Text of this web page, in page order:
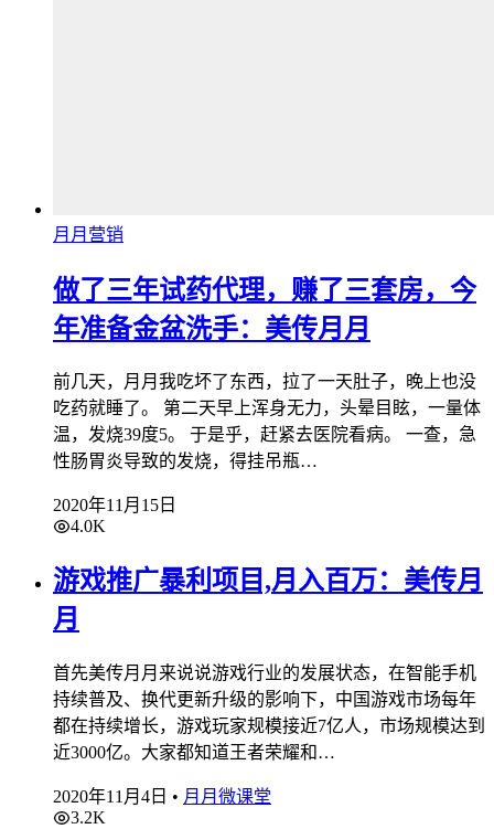
月月营销
做了三年试药代理，赚了三套房，今
年准备金盆洗手：美传月月
前几天，月月我吃坏了东西，拉了一天肚子，晚上也没
吃药就睡了。 第二天早上浑身无力，头晕目眩，一量体
温，发烧39度5。 于是乎，赶紧去医院看病。 一查，急
性肠胃炎导致的发烧，得挂吊瓶…
2020年11月15日
4.0K
游戏推广暴利项目,月入百万：美传月
月
首先美传月月来说说游戏行业的发展状态，在智能手机
持续普及、换代更新升级的影响下，中国游戏市场每年
都在持续增长，游戏玩家规模接近7亿人，市场规模达到
近3000亿。大家都知道王者荣耀和…
2020年11月4日 • 月月微课堂
3.2K